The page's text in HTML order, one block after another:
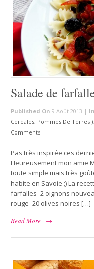
Salade de
Published On9 Août 2013 | In
Céréales, Pommes De Terres ),
Comments
Pas très inspirée ces
Heureusement mon amie
toute simple mais très
habite en Savoie ;) La
farfalles- 2 oignons
rouge- 20 olives noires […]
Read More
→